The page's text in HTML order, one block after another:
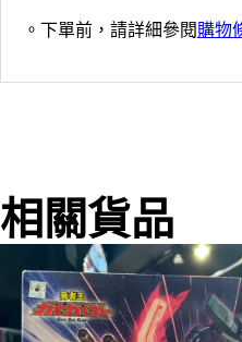
。下單前，請詳細參閱購物
相關貨品